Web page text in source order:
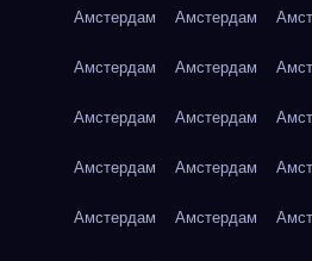
Амстердам Амстердам
Амстердам Амстердам
Амстердам Амстердам
Амстердам Амстердам
Амстердам Амстердам